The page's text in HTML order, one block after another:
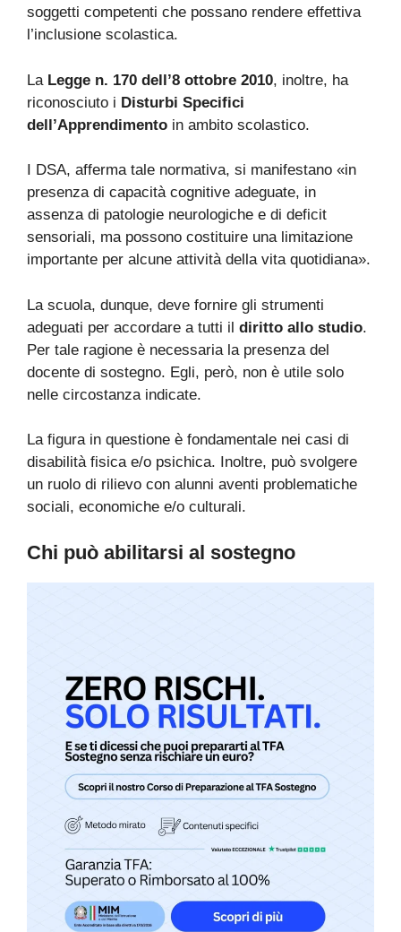
soggetti competenti che possano rendere effettiva
l’inclusione scolastica.
La Legge n. 170 dell’8 ottobre 2010, inoltre, ha
riconosciuto i Disturbi Specifici
dell’Apprendimento in ambito scolastico.
I DSA, afferma tale normativa, si manifestano «in
presenza di capacità cognitive adeguate, in
assenza di patologie neurologiche e di deficit
sensoriali, ma possono costituire una limitazione
importante per alcune attività della vita quotidiana».
La scuola, dunque, deve fornire gli strumenti
adeguati per accordare a tutti il diritto allo studio.
Per tale ragione è necessaria la presenza del
docente di sostegno. Egli, però, non è utile solo
nelle circostanza indicate.
La figura in questione è fondamentale nei casi di
disabilità fisica e/o psichica. Inoltre, può svolgere
un ruolo di rilievo con alunni aventi problematiche
sociali, economiche e/o culturali.
Chi può abilitarsi al sostegno